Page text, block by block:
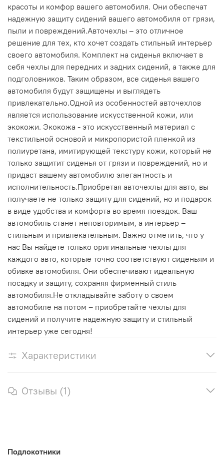
красоты и комфор вашего автомобиля. Они обеспечат
надежную защиту сидений вашего автомобиля от грязи,
пыли и повреждений.Авточехлы – это отличное
решение для тех, кто хочет создать стильный интерьер
своего автомобиля. Комплект на сиденья включает в
себя чехлы для передних и задних сидений, а также для
подголовников. Таким образом, все сиденья вашего
автомобиля будут защищены и выглядеть
привлекательно.Одной из особенностей авточехлов
является использование искусственной кожи, или
экокожи. Экокожа - это искусственный материал с
текстильной основой и микропористой пленкой из
полиуретана, имитирующей текстуру кожи, который не
только защитит сиденья от грязи и повреждений, но и
придаст вашему автомобилю элегантность и
исполнительность.Приобретая авточехлы для авто, вы
получаете не только защиту для сидений, но и подарок
в виде удобства и комфорта во время поездок. Ваш
автомобиль станет неповторимым, а интерьер –
стильным и привлекательным. Важно отметить, что у
нас Вы найдете только оригинальные чехлы для
каждого авто, которые точно соответствуют сиденьям и
обивке автомобиля. Они обеспечивают идеальную
посадку и защиту, сохраняя фирменный стиль
автомобиля.Не откладывайте заботу о своем
автомобиле на потом – приобретайте чехлы для
сидений и получите надежную защиту и стильный
интерьер уже сегодня!
Характеристики
Отзывы (1)
Подлокотники